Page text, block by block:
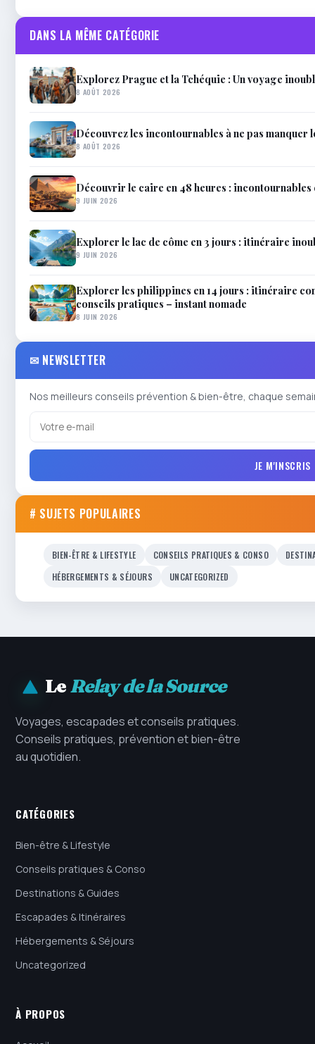
DANS LA MÊME CATÉGORIE
Explorez Prague et la Tchéquie : Un voyage
8 AOÛT 2026
Découvrez les incontournables à ne pas manquer
8 AOÛT 2026
Découvrir le caire en 48 heures : incontournables
9 JUIN 2026
Explorer le lac de côme en 3 jours : itinéraire
9 JUIN 2026
Explorer les philippines en 14 jours : itinéraire
conseils pratiques – instant nomade
8 JUIN 2026
✉ NEWSLETTER
Nos meilleurs conseils prévention & bien-être, chaque
JE M'INSCRIS
# SUJETS POPULAIRES
BIEN-ÊTRE & LIFESTYLE CONSEILS PRATIQUES & CONSO
HÉBERGEMENTS & SÉJOURS
UNCATEGORIZED
LeRelay de la Source
Voyages, escapades et conseils pratiques.
Conseils pratiques, prévention et bien-être
au quotidien.
CATÉGORIES
Bien-être & Lifestyle
Conseils pratiques & Conso
Destinations & Guides
Escapades & Itinéraires
Hébergements & Séjours
Uncategorized
À PROPOS